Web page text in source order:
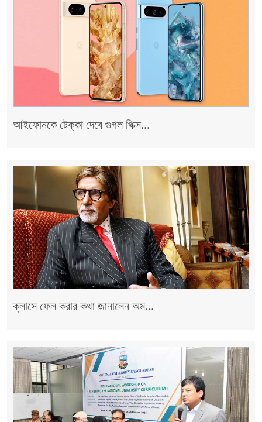
আইফোনকে টেক্কা দেবে গুগল পিক্স...
ক্লাসে ফেল করার কথা জানালেন অম...